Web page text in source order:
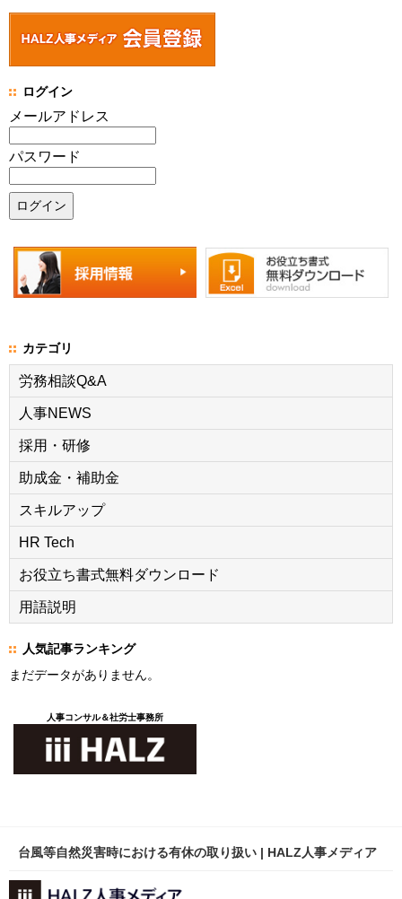
ログイン
メールアドレス
パスワード
カテゴリ
労務相談Q&A
人事NEWS
採用・研修
助成金・補助金
スキルアップ
HR Tech
お役立ち書式無料ダウンロード
用語説明
人気記事ランキング
まだデータがありません。
人事コンサル＆社労士事務所
台風等自然災害時における有休の取り扱い | HALZ人事メディア